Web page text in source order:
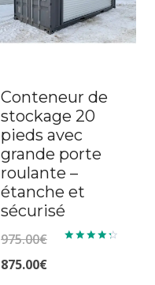
Conteneur de
stockage 20
pieds avec
grande porte
roulante –
étanche et
sécurisé
975.00€
Le
875.00€Le